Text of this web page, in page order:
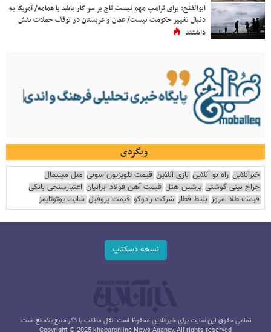
ابوالفتح: برای ترامپ مهم نیست تاج بر سر کار باشد یا عمامه/ آمریکا به
دنبال تغییر حکومت نیست/ عمان و عربستان در توقف حملات نقش
داشتند
وبگردی
خبرآنلاین راه نو آنلاین بازی آنلاین قیمت تلویزیون سونی مبل مینیمال
جراح بینی گوشتی پرشین هتل قیمت آهن فولاد ایرانیان اعتبارسنجی بانکی
قیمت طلا امروز بلیط قطار شرکت رادوکو قیمت پروفیل سایت یوتوتایمز
نسخه دسکتاپ
تمامی حقوق این سایت برای خبرآنلاین محفوظ است. نقل مطالب با ذکر منبع بلامانع است.